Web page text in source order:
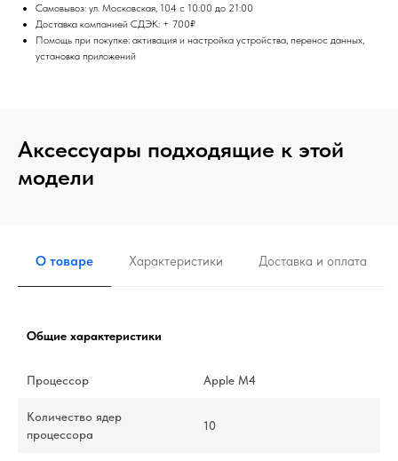
Самовывоз: ул. Московская, 104 с 10:00 до 21:00
Доставка компанией СДЭК: + 700₽
Помощь при покупке: активация и настройка устройства, перенос данных,
установка приложений
Аксессуары подходящие к этой
модели
О товаре Характеристики Доставка и оплата
Общие характеристики
Процессор Apple M4
Количество ядер
процессора
10